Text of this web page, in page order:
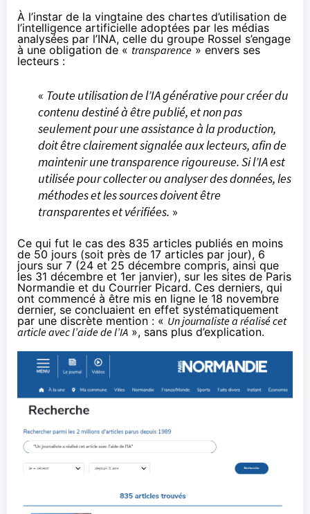
À l’instar de la vingtaine des chartes d’utilisation de
l’intelligence artificielle adoptées par les médias
analysées par l’INA, celle du groupe Rossel s’engage
à une obligation de « transparence» envers ses
lecteurs :
« Toute utilisation de l’IA générative pour créer du
contenu destiné à être publié, et non pas
seulement pour une assistance à la production,
doit être clairement signalée aux lecteurs, afin de
maintenir une transparence rigoureuse. Si l’IA est
utilisée pour collecter ou analyser des données, les
méthodes et les sources doivent être
transparentes et vérifiées. »
Ce qui fut le cas des 835 articles publiés en moins
de 50 jours (soit près de 17 articles par jour), 6
jours sur 7 (24 et 25 décembre compris, ainsi que
les 31 décembre et 1er janvier), sur les sites deParis
Normandie et du Courrier Picard. Ces derniers, qui
ont commencé à être mis en ligne le 18 novembre
dernier, se concluaient en effet systématiquement
par une discrète mention : « Un journaliste a réalisé cet
article avec l’aide de l’IA », sans plus d’explication.